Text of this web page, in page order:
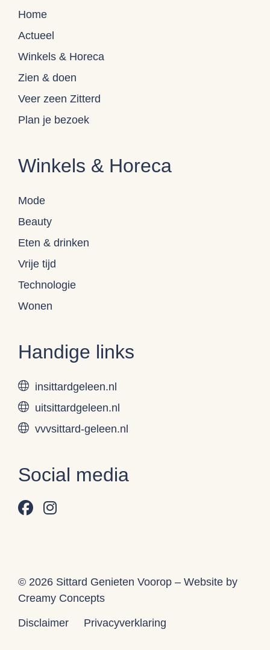
Home
Actueel
Winkels & Horeca
Zien & doen
Veer zeen Zitterd
Plan je bezoek
Winkels & Horeca
Mode
Beauty
Eten & drinken
Vrije tijd
Technologie
Wonen
Handige links
insittardgeleen.nl
uitsittardgeleen.nl
vvvsittard-geleen.nl
Social media
© 2026 Sittard Genieten Voorop – Website by
Creamy Concepts
Disclaimer Privacyverklaring